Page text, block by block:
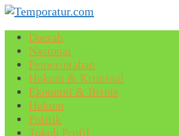
Daerah
Nasional
Pemerintahan
Hukum & Kriminal
Ekonomi & Bisnis
Hukum
Politik
Tokoh Profil